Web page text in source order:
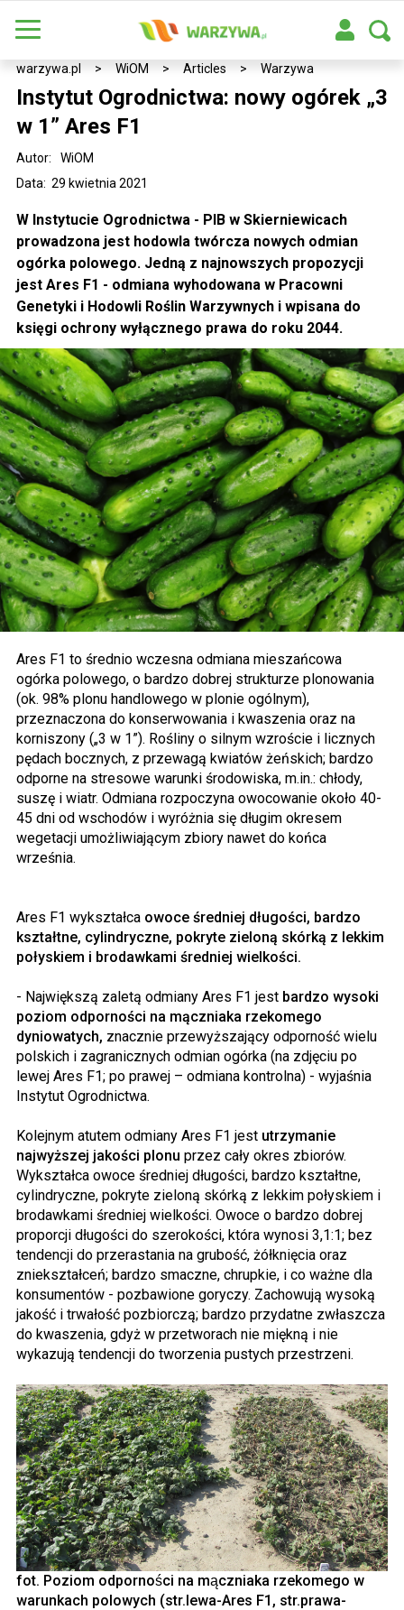
warzywa.pl > WiOM > Articles > Warzywa
Instytut Ogrodnictwa: nowy ogórek „3
w 1” Ares F1
Data: 29 kwietnia 2021
Autor: WiOM
W Instytucie Ogrodnictwa - PIB w Skierniewicach
prowadzona jest hodowla twórcza nowych odmian
ogórka polowego. Jedną z najnowszych propozycji
jest Ares F1 - odmiana wyhodowana w Pracowni
Genetyki i Hodowli Roślin Warzywnych i wpisana do
księgi ochrony wyłącznego prawa do roku 2044.
Ares F1 to średnio wczesna odmiana mieszańcowa
ogórka polowego, o bardzo dobrej strukturze plonowania
(ok. 98% plonu handlowego w plonie ogólnym),
przeznaczona do konserwowania i kwaszenia oraz na
korniszony („3 w 1”). Rośliny o silnym wzroście i licznych
pędach bocznych, z przewagą kwiatów żeńskich; bardzo
odporne na stresowe warunki środowiska, m.in.: chłody,
suszę i wiatr. Odmiana rozpoczyna owocowanie około 40-
45 dni od wschodów i wyróżnia się długim okresem
wegetacji umożliwiającym zbiory nawet do końca
września.
Ares F1 wykształca owoce średniej długości, bardzo
kształtne, cylindryczne, pokryte zieloną skórką z lekkim
połyskiem i brodawkami średniej wielkości.
- Największą zaletą odmiany Ares F1 jest bardzo wysoki
poziom odporności na mączniaka rzekomego
dyniowatych, znacznie przewyższający odporność wielu
polskich i zagranicznych odmian ogórka (na zdjęciu po
lewej Ares F1; po prawej – odmiana kontrolna) - wyjaśnia
Instytut Ogrodnictwa.
Kolejnym atutem odmiany Ares F1 jest utrzymanie
najwyższej jakości plonu przez cały okres zbiorów.
Wykształca owoce średniej długości, bardzo kształtne,
cylindryczne, pokryte zieloną skórką z lekkim połyskiem i
brodawkami średniej wielkości. Owoce o bardzo dobrej
proporcji długości do szerokości, która wynosi 3,1:1; bez
tendencji do przerastania na grubość, żółknięcia oraz
zniekształceń; bardzo smaczne, chrupkie, i co ważne dla
konsumentów - pozbawione goryczy. Zachowują wysoką
jakość i trwałość pozbiorczą; bardzo przydatne zwłaszcza
do kwaszenia, gdyż w przetworach nie miękną i nie
wykazują tendencji do tworzenia pustych przestrzeni.
fot. Poziom odporności na mączniaka rzekomego w
warunkach polowych (str.lewa-Ares F1, str.prawa-